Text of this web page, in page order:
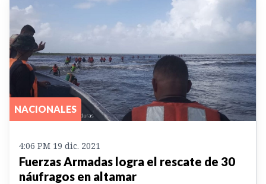
NACIONALES
4:06 PM 19 dic. 2021
Fuerzas Armadas logra el rescate de 30
náufragos en altamar